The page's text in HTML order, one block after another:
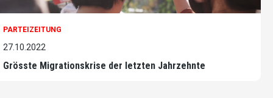
PARTEIZEITUNG
27.10.2022
Grösste Migrationskrise der letzten Jahrzehnte